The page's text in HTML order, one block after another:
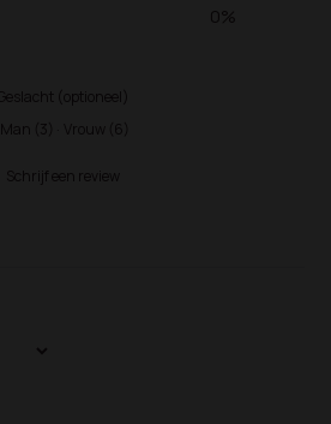
0%
Geslacht (optioneel)
Man
3 Vrouw 6
Schrijf een review